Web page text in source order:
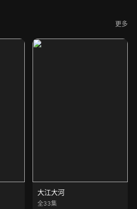
更多
大江大河
全33集